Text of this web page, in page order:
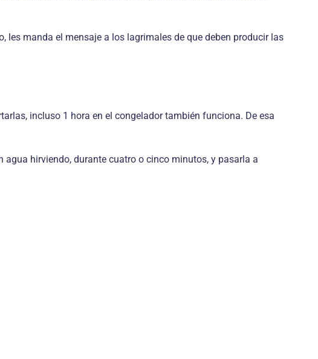
les manda el mensaje a los lagrimales de que deben producir las
incluso 1 hora en el congelador también funciona. De esa
agua hirviendo, durante cuatro o cinco minutos, y pasarla a